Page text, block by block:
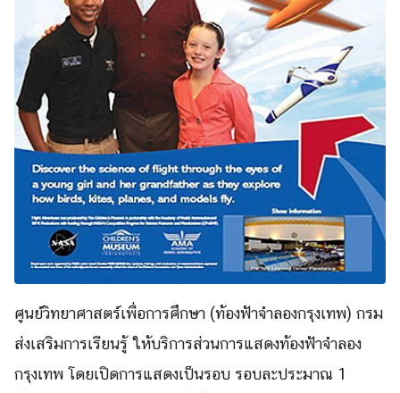
ศูนย์วิทยาศาสตร์เพื่อการศึกษา (ท้องฟ้าจำลองกรุงเทพ) กรม
ส่งเสริมการเรียนรู้ ให้บริการส่วนการแสดงท้องฟ้าจำลอง
กรุงเทพ โดยเปิดการแสดงเป็นรอบ รอบละประมาณ 1